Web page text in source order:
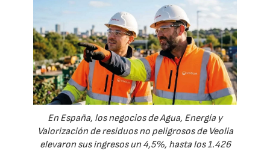
En España, los negocios de Agua, Energía y
Valorización de residuos no peligrosos de Veolia
elevaron sus ingresos un 4,5%, hasta los 1.426